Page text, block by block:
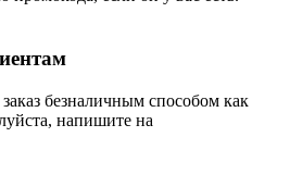
безналичным способом как
напишите на